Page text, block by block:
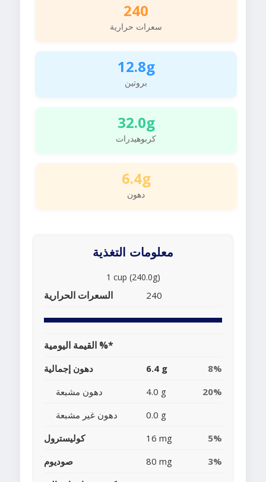
240
سعرات حرارية
12.8g
بروتين
32.0g
كربوهيدرات
6.4g
دهون
معلومات التغذية
1 cup (240.0g)
السعرات الحرارية 240
القيمة اليومية %*
دهون إجمالية 6.4 g
8%
دهون مشبعة
4.0 g
20%
دهون غير مشبعة
0.0 g
كوليسترول
16 mg
5%
صوديوم
80 mg
3%